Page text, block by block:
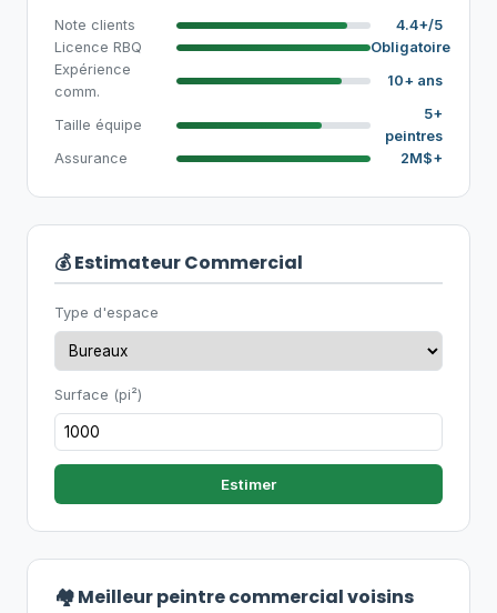
Note clients
4.4+/5
Licence RBQ
Obligatoire
Expérience
comm.
10+ ans
Taille équipe
5+
peintres
Assurance
2M$+
💰 Estimateur Commercial
Type d'espace
Surface (pi²)
Estimer
🏘️ Meilleur peintre commercial voisins